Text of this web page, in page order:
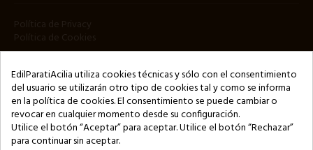
HOJA INFORMATIVA
EdilParatiAcilia utiliza cookies técnicas y sólo con el consentimiento
del usuario se utilizarán otro tipo de cookies tal y como se informa
en la política de cookies. El consentimiento se puede cambiar o
revocar en cualquier momento desde su configuración.
Utilice el botón “Aceptar” para aceptar. Utilice el botón “Rechazar”
para continuar sin aceptar.